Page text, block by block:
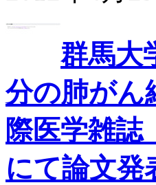
群馬大
分の肺がん
際医学雑誌
にて論文発